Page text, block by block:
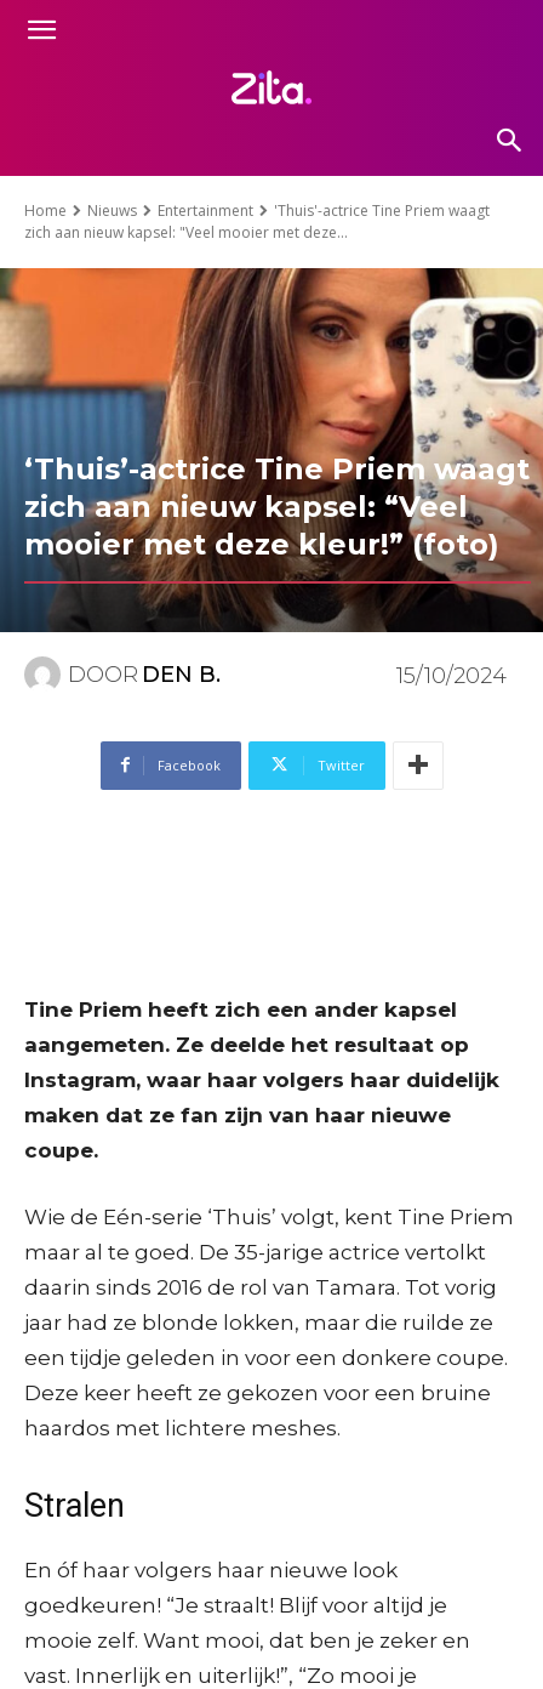
Home Nieuws Entertainment
'Thuis'-actrice Tine Priem waagt
zich aan nieuw kapsel: "Veel mooier met deze...
‘Thuis’-actrice Tine Priem waagt
zich aan nieuw kapsel: “Veel
mooier met deze kleur!” (foto)
DOOR DEN B. 15/10/2024
Facebook Twitter
Tine Priem heeft zich een ander kapsel
aangemeten. Ze deelde het resultaat op
Instagram, waar haar volgers haar duidelijk
maken dat ze fan zijn van haar nieuwe
coupe.
Wie de Eén-serie ‘Thuis’ volgt, kent Tine Priem
maar al te goed. De 35-jarige actrice vertolkt
daarin sinds 2016 de rol van Tamara. Tot vorig
jaar had ze blonde lokken, maar die ruilde ze
een tijdje geleden in voor een donkere coupe.
Deze keer heeft ze gekozen voor een bruine
haardos met lichtere meshes.
Stralen
En óf haar volgers haar nieuwe look
goedkeuren! “Je straalt! Blijf voor altijd je
mooie zelf. Want mooi, dat ben je zeker en
vast. Innerlijk en uiterlijk!”, “Zo mooi je